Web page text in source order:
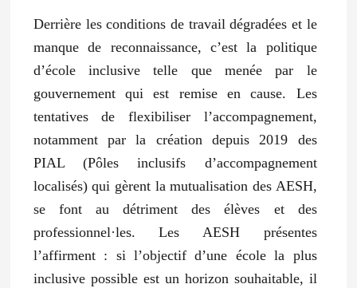
Derrière les conditions de travail dégradées et le
manque de reconnaissance, c’est la politique
d’école inclusive telle que menée par le
gouvernement qui est remise en cause. Les
tentatives de flexibiliser l’accompagnement,
notamment par la création depuis 2019 des
PIAL (Pôles inclusifs d’accompagnement
localisés) qui gèrent la mutualisation des AESH,
se font au détriment des élèves et des
professionnel·les. Les AESH présentes
l’affirment : si l’objectif d’une école la plus
inclusive possible est un horizon souhaitable, il